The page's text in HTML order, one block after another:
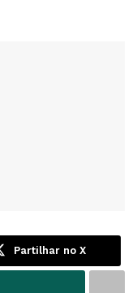
Partilhar no X